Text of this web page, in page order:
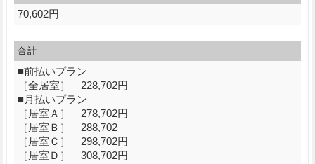
70,602円
合計
■前払いプラン
［全居室］ 228,702円
■月払いプラン
［居室Ａ］ 278,702円
［居室Ｂ］ 288,702
［居室Ｃ］ 298,702円
［居室Ｄ］ 308,702円